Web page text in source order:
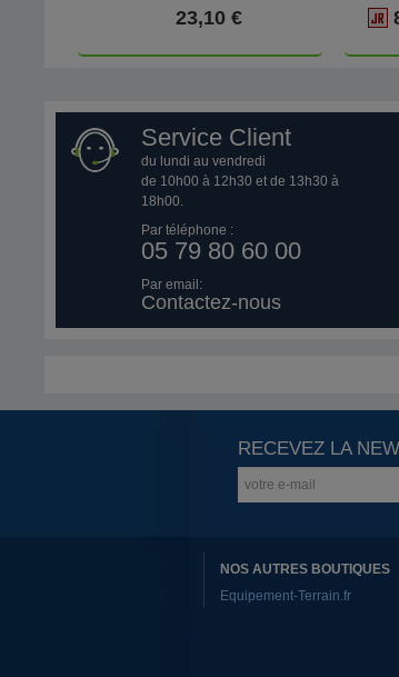
23,10 €
Service Client
du lundi au vendredi
de 10h00 à 12h30 et de 13h30 à
18h00.
Par téléphone :
05 79 80 60 00
Par email:
Contactez-nous
RECEVEZ LA
NOS AUTRES BOUTIQUES
Equipement-Terrain.fr